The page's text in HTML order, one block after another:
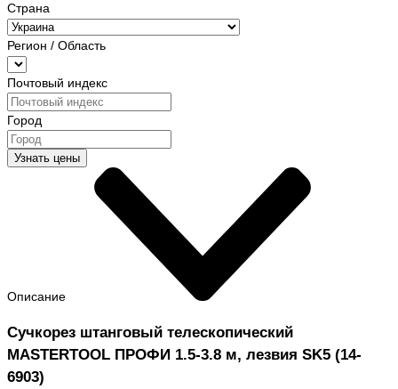
Страна
Регион / Область
Почтовый индекс
Город
Узнать цены
Описание
Сучкорез штанговый телескопический
MASTERTOOL ПРОФИ 1.5-3.8 м, лезвия SK5 (14-
6903)